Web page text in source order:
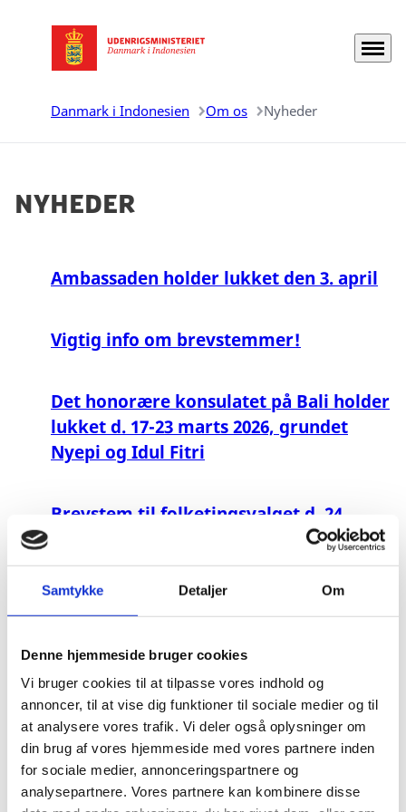
Samtykke Detaljer Om
Denne hjemmeside bruger cookies
Vi bruger cookies til at tilpasse vores indhold og
annoncer, til at vise dig funktioner til sociale medier og til
at analysere vores trafik. Vi deler også oplysninger om
din brug af vores hjemmeside med vores partnere inden
for sociale medier, annonceringspartnere og
analysepartnere. Vores partnere kan kombinere disse
Gå til forsiden Menu
Danmark i Indonesien Om os Nyheder
NYHEDER
Ambassaden holder lukket den 3. april
Vigtig info om brevstemmer!
Det honorære konsulatet på Bali holder
lukket d. 17-23 marts 2026, grundet
Nyepi og Idul Fitri
Brevstem til folketingsvalget d. 24
Lukkevarsel i forbindelse med Juleferie
Lukkevarsel d. 05 september i
forbindelse med lokal helligdag
INDONESIEN/DEMONSTRATIONER